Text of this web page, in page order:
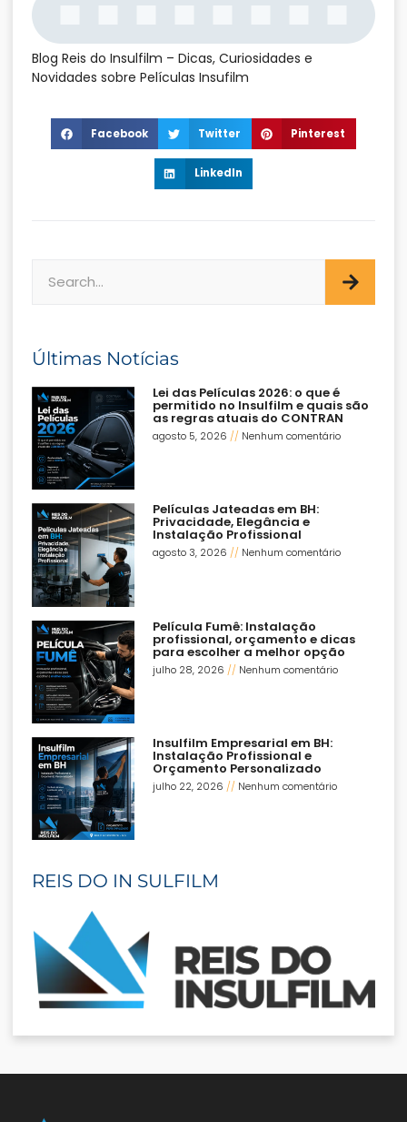
Blog Reis do Insulfilm – Dicas, Curiosidades e
Novidades sobre Películas Insufilm
Facebook Twitter Pinterest
LinkedIn
Últimas Notícias
Lei das Películas 2026: o que é
permitido no Insulfilm e quais são
as regras atuais do CONTRAN
agosto 5, 2026 Nenhum comentário
Películas Jateadas em BH:
Privacidade, Elegância e
Instalação Profissional
agosto 3, 2026 Nenhum comentário
Película Fumê: Instalação
profissional, orçamento e dicas
para escolher a melhor opção
julho 28, 2026 Nenhum comentário
Insulfilm Empresarial em BH:
Instalação Profissional e
Orçamento Personalizado
julho 22, 2026 Nenhum comentário
REIS DO IN SULFILM